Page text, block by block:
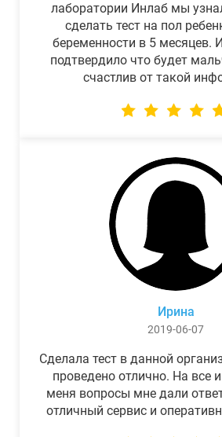
лаборатории Инлаб мы
сделать тест на пол
беременности в 5 месяцев.
подтвердило что будет
счастлив от такой
Ирина
2019-06-07
Сделала тест в данной
проведено отлично. На все
меня вопросы мне дали
отличный сервис и